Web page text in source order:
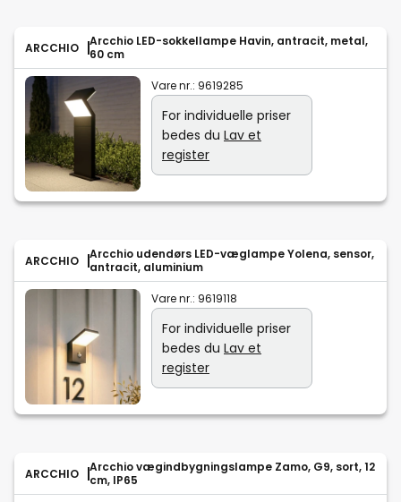
ARCCHIO
Arcchio LED-sokkellampe Havin, antracit, metal,
60 cm
Vare nr.: 9619285
For individuelle priser
bedes du Lav et
register
ARCCHIO
Arcchio udendørs LED-væglampe Yolena, sensor,
antracit, aluminium
Vare nr.: 9619118
For individuelle priser
bedes du Lav et
register
ARCCHIO
Arcchio vægindbygningslampe Zamo, G9, sort, 12
cm, IP65